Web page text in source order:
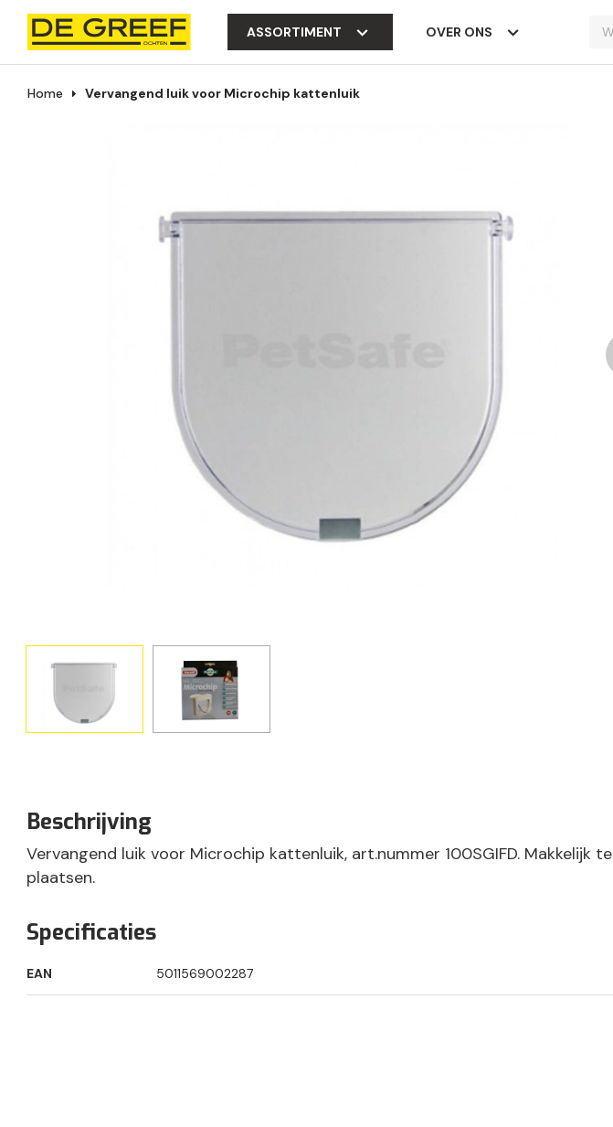
ASSORTIMENT OVER ONS
Home Vervangend luik voor Microchip kattenluik
Beschrijving
Vervangend luik voor Microchip kattenluik, art.nummer 100SGIFD. Makkelijk te
plaatsen.
Specificaties
EAN 5011569002287